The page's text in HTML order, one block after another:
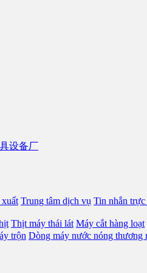
xuất Trung tâm dịch vụ Tin nhắn trực
Thịt máy thái lát Máy cắt hàng loạt
trộn Dòng máy nước nóng thương